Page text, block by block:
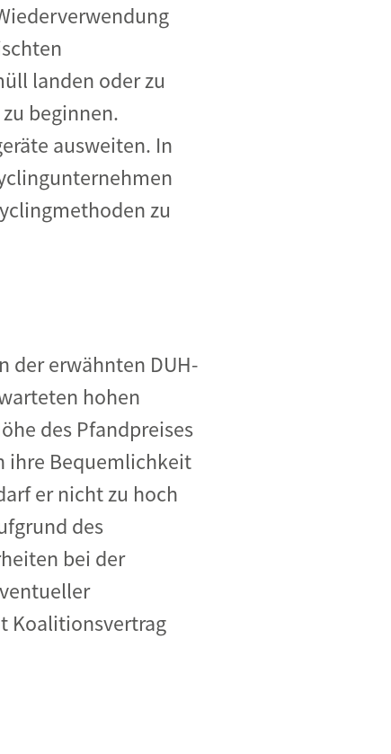
landen oder zu
beginnen.
ausweiten. In
zu
der erwähnten DUH-
hohen
des Pfandpreises
ihre Bequemlichkeit
er nicht zu hoch
des
bei der
Koalitionsvertrag